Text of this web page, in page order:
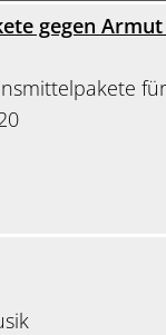
gegen